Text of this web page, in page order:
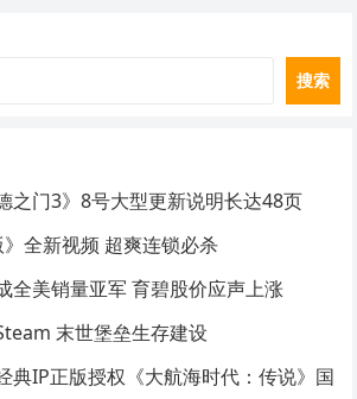
搜索
之门3》8号大型更新说明长达48页
》全新视频 超爽连锁必杀
全美销量亚军 育碧股价应声上涨
末世堡垒生存建设
典IP正版授权《大航海时代：传说》国